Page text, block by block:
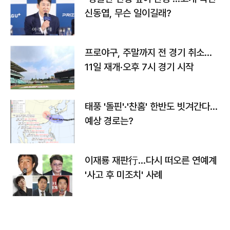
신동엽, 무슨 일이길래?
프로야구, 주말까지 전 경기 취소…
11일 재개·오후 7시 경기 시작
태풍 '돌핀'·'찬홈' 한반도 빗겨간다…
예상 경로는?
이재룡 재판行…다시 떠오른 연예계
'사고 후 미조치' 사례